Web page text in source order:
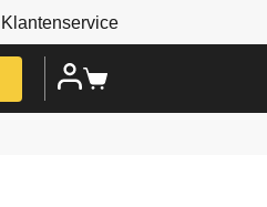
Klantenservice